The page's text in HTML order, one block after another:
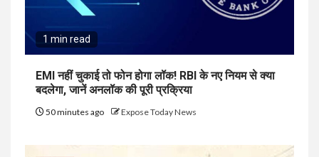
1 min read
EMI नहीं चुकाई तो फोन होगा लॉक! RBI के नए नियम से क्या
बदलेगा, जानें अनलॉक की पूरी प्रक्रिया
50 minutes ago Expose Today News